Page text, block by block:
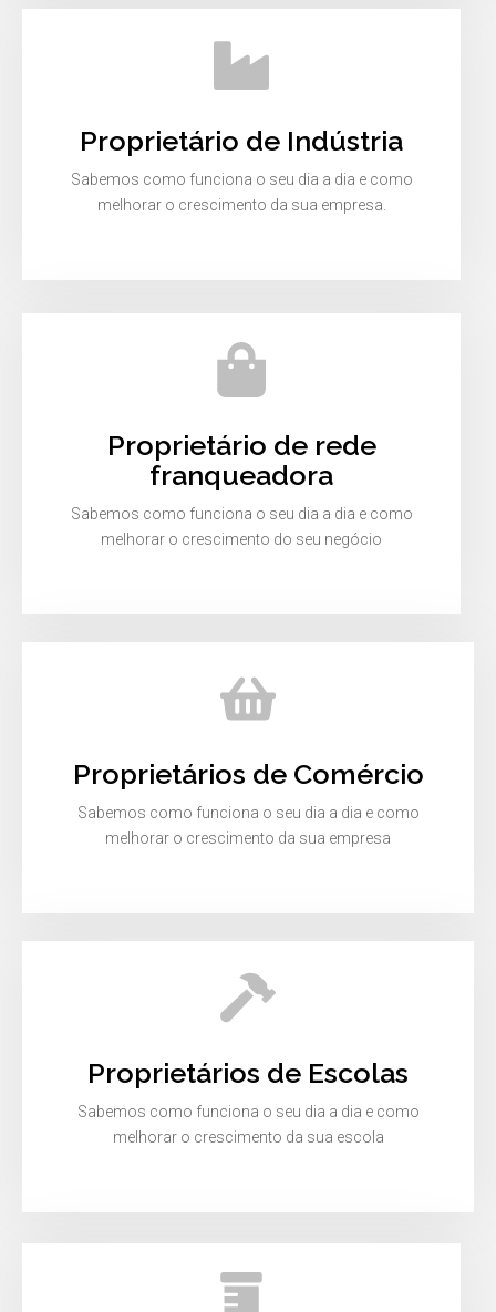
Proprietário de Indústria
Sabemos como funciona o seu dia a dia e como
melhorar o crescimento da sua empresa.
Proprietário de rede
franqueadora
Sabemos como funciona o seu dia a dia e como
melhorar o crescimento do seu negócio
Proprietários de Comércio
Sabemos como funciona o seu dia a dia e como
melhorar o crescimento da sua empresa
Proprietários de Escolas
Sabemos como funciona o seu dia a dia e como
melhorar o crescimento da sua escola